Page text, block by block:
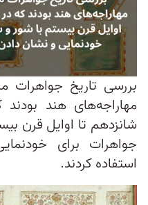
بررسی تاریخ جواهرات
مهاراجه‌های هند
شانزدهم تا اوایل قرن
جواهرات برای
استفاده کردند.